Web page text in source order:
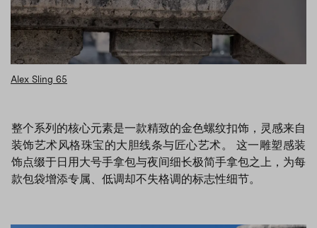
Alex Sling 65
整个系列的核心元素是一款精致的金色螺纹扣饰，灵感来自
装饰艺术风格珠宝的大胆线条与匠心艺术。 这一雕塑感装
饰点缀于日用大号手拿包与夜间细长极简手拿包之上，为每
款包袋增添专属、低调却不失格调的标志性细节。